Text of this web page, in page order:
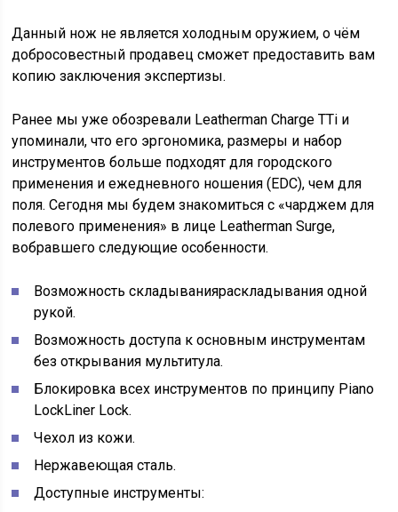
Данный нож не является холодным оружием, о чём
добросовестный продавец сможет предоставить вам
копию заключения экспертизы.
Ранее мы уже обозревали Leatherman Charge TTi и
упоминали, что его эргономика, размеры и набор
инструментов больше подходят для городского
применения и ежедневного ношения (EDC), чем для
поля. Сегодня мы будем знакомиться с «чарджем для
полевого применения» в лице Leatherman Surge,
вобравшего следующие особенности.
Возможность складыванияраскладывания одной
рукой.
Возможность доступа к основным инструментам
без открывания мультитула.
Блокировка всех инструментов по принципу Piano
LockLiner Lock.
Чехол из кожи.
Нержавеющая сталь.
Доступные инструменты: